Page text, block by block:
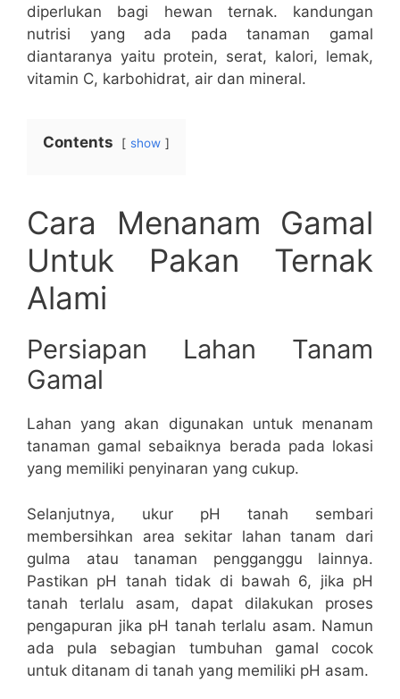
diperlukan bagi hewan ternak. kandungan
nutrisi yang ada pada tanaman gamal
diantaranya yaitu protein, serat, kalori, lemak,
vitamin C, karbohidrat, air dan mineral.
Contents show
Cara Menanam Gamal
Untuk Pakan Ternak
Alami
Persiapan Lahan Tanam
Gamal
Lahan yang akan digunakan untuk menanam
tanaman gamal sebaiknya berada pada lokasi
yang memiliki penyinaran yang cukup.
Selanjutnya, ukur pH tanah sembari
membersihkan area sekitar lahan tanam dari
gulma atau tanaman pengganggu lainnya.
Pastikan pH tanah tidak di bawah 6, jika pH
tanah terlalu asam, dapat dilakukan proses
pengapuran jika pH tanah terlalu asam. Namun
ada pula sebagian tumbuhan gamal cocok
untuk ditanam di tanah yang memiliki pH asam.